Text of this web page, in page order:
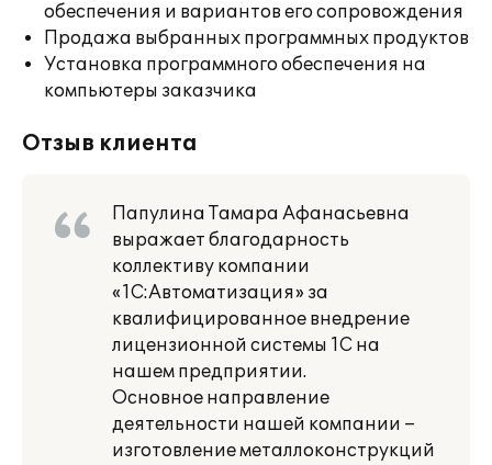
обеспечения и вариантов его сопровождения
Продажа выбранных программных продуктов
Установка программного обеспечения на
компьютеры заказчика
Отзыв клиента
Папулина Тамара Афанасьевна
выражает благодарность
коллективу компании
«1С:Автоматизация» за
квалифицированное внедрение
лицензионной системы 1С на
нашем предприятии.
Основное направление
деятельности нашей компании –
изготовление металлоконструкций